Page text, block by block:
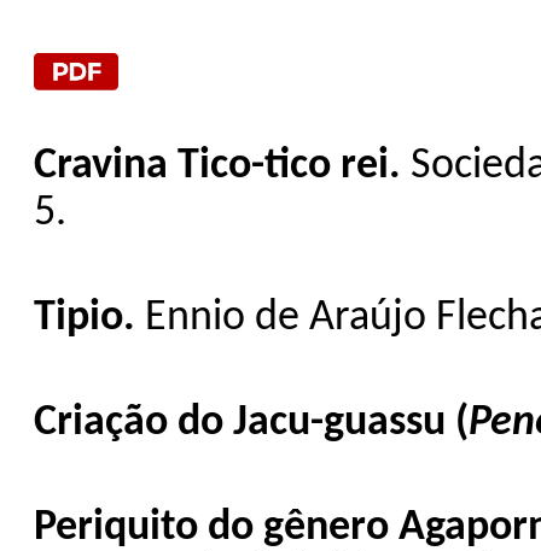
Cravina Tico-tico rei.
5.
Tipio. Ennio de Araújo
Criação do Jacu-guassu (
Periquito do gênero